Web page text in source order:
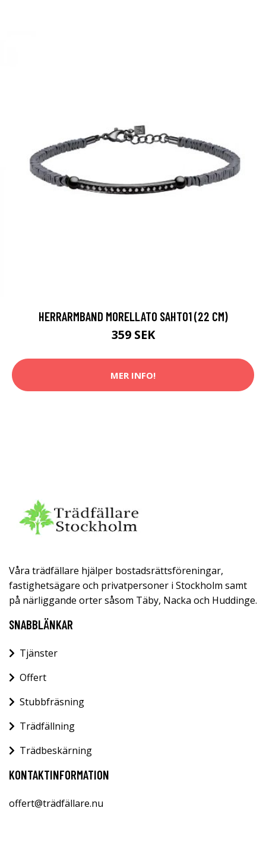
HERRARMBAND MORELLATO SAHT01 (22 CM)
359 SEK
MER INFO!
Våra trädfällare hjälper bostadsrättsföreningar,
fastighetsägare och privatpersoner i Stockholm samt
på närliggande orter såsom Täby, Nacka och Huddinge.
SNABBLÄNKAR
Tjänster
Offert
Stubbfräsning
Trädfällning
Trädbeskärning
KONTAKTINFORMATION
offert@trädfällare.nu